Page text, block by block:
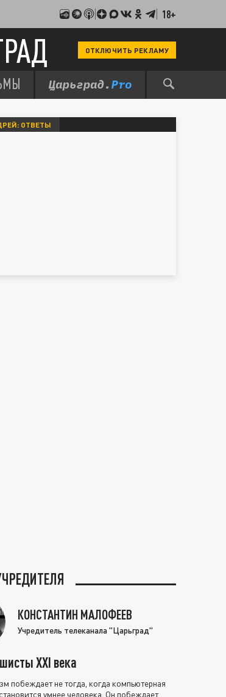
18+
ОТКЛЮЧИТЬ РЕКЛАМУ
ОТВЕТЫ
КОНСТАНТИН МАЛОФЕЕВ
Учредитель телеканала "Царьград"
XXI века
побеждает не тогда, когда компьютерная
умнее человека. Он побеждает